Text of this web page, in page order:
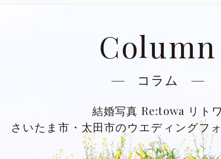
洋装スタジオ
和装スタジオ
Kimono studio
太田店ギャラリー 大宮
Column
コラム
結婚写真 Re:towa リト
さいたま市・太田市のウエディングフ